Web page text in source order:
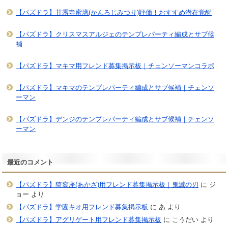
【パズドラ】甘露寺蜜璃(かんろじみつり)評価！おすすめ潜在覚醒
【パズドラ】クリスマスアルジェのテンプレパーティ編成とサブ候
補
【パズドラ】マキマ用フレンド募集掲示板｜チェンソーマンコラボ
【パズドラ】マキマのテンプレパーティ編成とサブ候補｜チェンソ
ーマン
【パズドラ】デンジのテンプレパーティ編成とサブ候補｜チェンソ
ーマン
最近のコメント
【パズドラ】猗窩座(あかざ)用フレンド募集掲示板｜鬼滅の刃 に ジ
ョー より
【パズドラ】学園キオ用フレンド募集掲示板 に あ より
【パズドラ】アグリゲート用フレンド募集掲示板 に こうだいより